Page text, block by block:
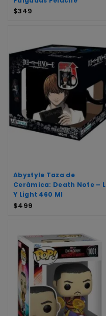
$349
Abystyle Taza de
Cerámica: Death Note – L
Y Light 460 Ml
$499